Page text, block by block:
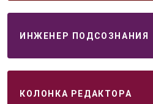
ИНЖЕНЕР ПОДСОЗНАНИЯ
КОЛОНКА РЕДАКТОРА